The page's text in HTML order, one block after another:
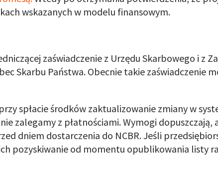
wskazanych w modelu finansowym.
zaświadczenie z Urzędu Skarbowego i z
Skarbu Państwa. Obecnie takie zaświadczenie
spłacie środków zaktualizowanie zmiany w
zalegamy z płatnościami. Wymogi dopuszczają,
dniem dostarczenia do NCBR. Jeśli
pozyskiwanie od momentu opublikowania listy